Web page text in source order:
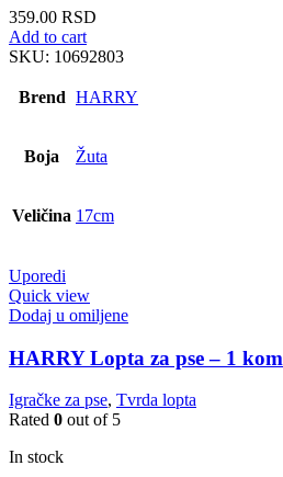
359.00 RSD
Add to cart
SKU: 10692803
Brend HARRY
Boja Žuta
Veličina 17cm
Uporedi
Quick view
Dodaj u omiljene
HARRY Lopta za pse – 1 kom
Igračke za pse, Tvrda lopta
Rated 0 out of 5
In stock